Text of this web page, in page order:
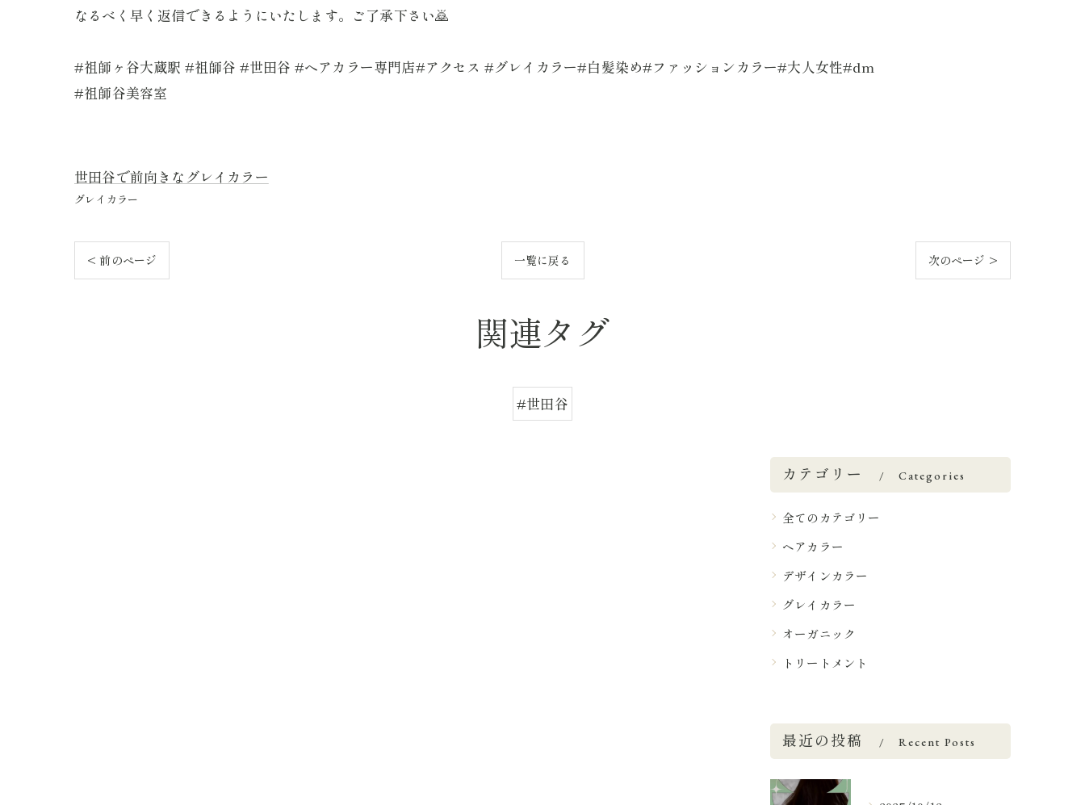
なるべく早く返信できるようにいたします。ご了承下さい🙇
#祖師ヶ谷大蔵駅 #祖師谷 #世田谷 #ヘアカラー専門店#アクセス #グレイカラー#白髪染め#ファッションカラー#大人女性#dm
#祖師谷美容室
世田谷で前向きなグレイカラー
グレイカラー
< 前のページ 一覧に戻る 次のページ >
関連タグ
#世田谷
カテゴリー Categories
全てのカテゴリー
ヘアカラー
デザインカラー
グレイカラー
オーガニック
トリートメント
最近の投稿 Recent Posts